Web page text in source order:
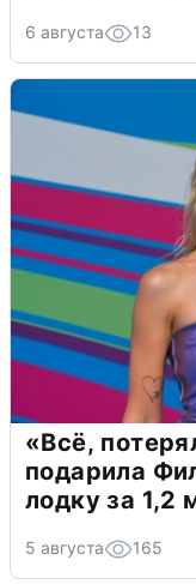
6 августа 13
«Всё,
подарила
лодку за 1,2
5 августа 165